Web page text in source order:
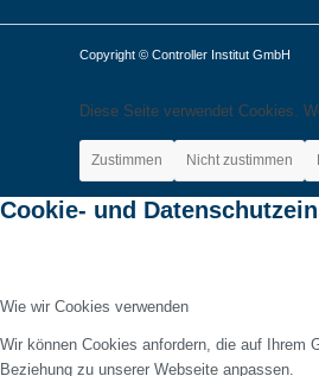
Copyright © Controller Institut GmbH
Diese Seite verwendet Cookies.
Zustimmen Nicht zustimmen
Cookie- und
Wie wir Cookies verwenden
Wir können Cookies anfordern, die auf Ihrem
Beziehung zu unserer Webseite anpassen.